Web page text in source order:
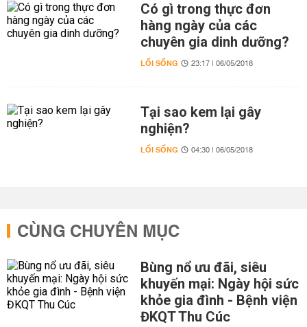
Có gì trong thực đơn
hàng ngày của các
chuyên gia dinh dưỡng?
LỐI SỐNG 23:17 | 06/05/2018
Tại sao kem lại gây
nghiện?
LỐI SỐNG 04:30 | 06/05/2018
CÙNG CHUYÊN MỤC
Bùng nổ ưu đãi, siêu
khuyến mại: Ngày hội sức
khỏe gia đình - Bệnh viện
ĐKQT Thu Cúc